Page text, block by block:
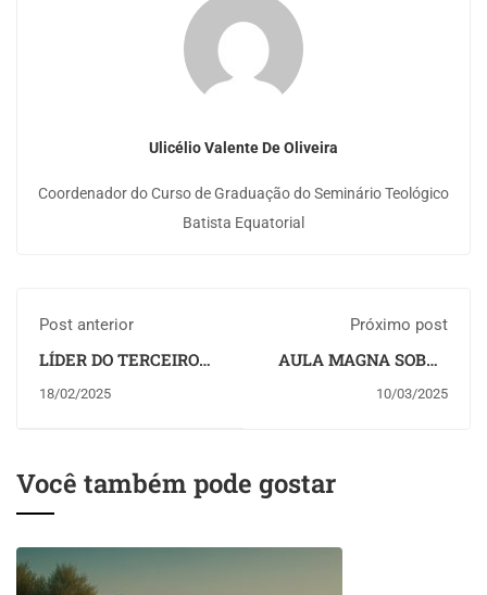
Ulicélio Valente De Oliveira
Coordenador do Curso de Graduação do Seminário Teológico
Batista Equatorial
Post anterior
LÍDER DO TERCEIRO
MULTIPLICADOR
18/02/2025
Próximo post
AULA MAGNA SOBRE
MULTIPLICADORA
TEOLÓGICO BATISTA
10/03/2025
Você também pode gostar